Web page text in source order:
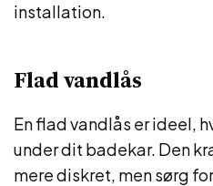
installation.
Flad vandlås
En flad vandlås er ideel,
under dit badekar. Den
mere diskret, men sørg